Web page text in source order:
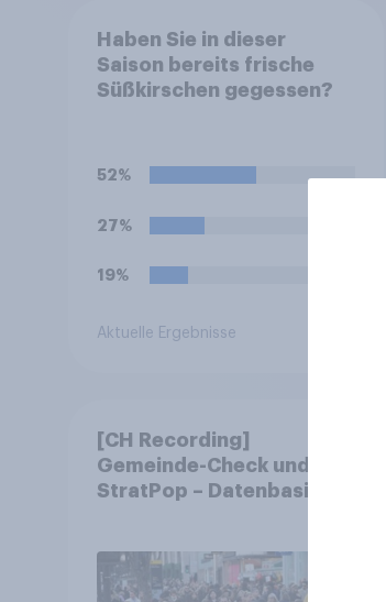
Haben Sie in dieser
Saison bereits frische
Süßkirschen gegessen?
52%
27%
19%
Aktuelle Ergebnisse
[CH Recording]
Gemeinde-Check und
StratPop – Datenbasierte